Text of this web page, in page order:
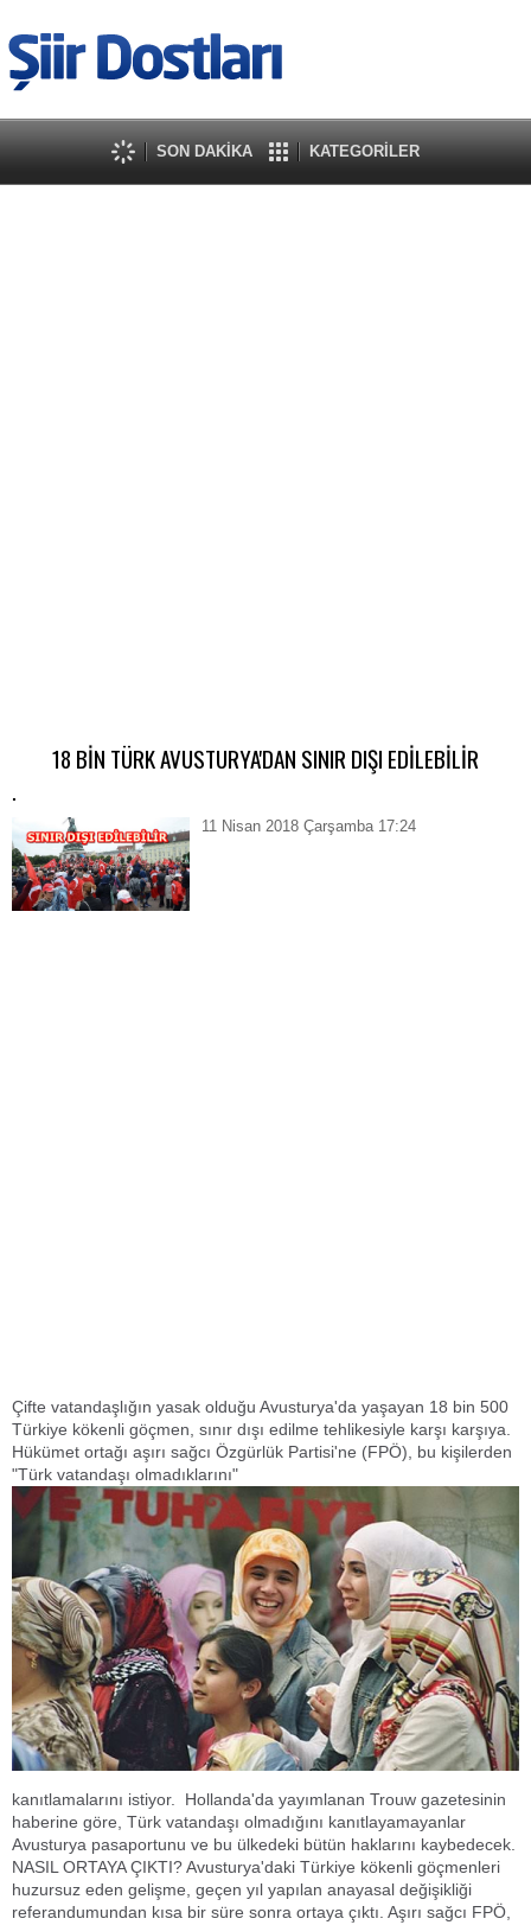
SON DAKİKA KATEGORİLER
18 BİN TÜRK AVUSTURYA'DAN SINIR DIŞI EDİLEBİLİR
.
11 Nisan 2018 Çarşamba 17:24
Çifte vatandaşlığın yasak olduğu Avusturya'da yaşayan 18 bin 500
Türkiye kökenli göçmen, sınır dışı edilme tehlikesiyle karşı karşıya.
Hükümet ortağı aşırı sağcı Özgürlük Partisi'ne (FPÖ), bu kişilerden
"Türk vatandaşı olmadıklarını"
kanıtlamalarını istiyor. Hollanda'da yayımlanan Trouw gazetesinin
haberine göre, Türk vatandaşı olmadığını kanıtlayamayanlar
Avusturya pasaportunu ve bu ülkedeki bütün haklarını kaybedecek.
NASIL ORTAYA ÇIKTI? Avusturya'daki Türkiye kökenli göçmenleri
huzursuz eden gelişme, geçen yıl yapılan anayasal değişikliği
referandumundan kısa bir süre sonra ortaya çıktı. Aşırı sağcı FPÖ,